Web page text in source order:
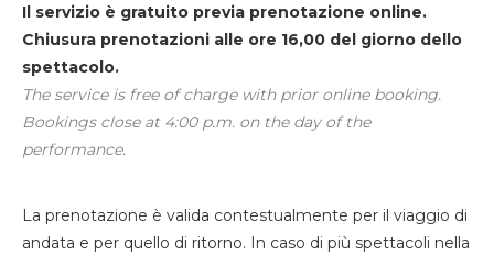
Il servizio è gratuito previa prenotazione online.
Chiusura prenotazioni alle ore 16,00 del giorno dello
spettacolo.
The service is free of charge with prior online booking.
Bookings close at 4:00 p.m. on the day of the
performance.
La prenotazione è valida contestualmente per il viaggio di
andata e per quello di ritorno. In caso di più spettacoli nella